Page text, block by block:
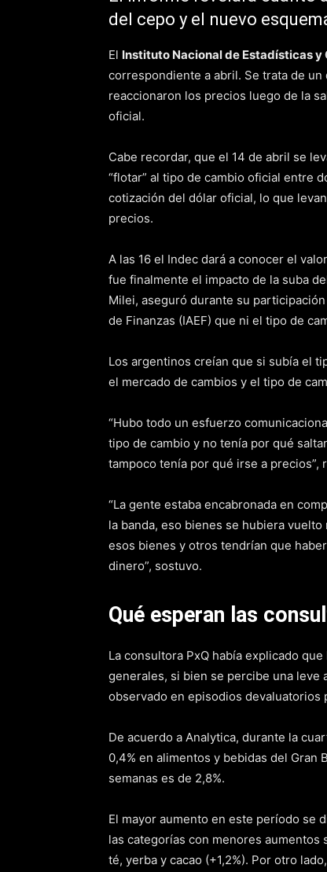
del cepo y el nuevo
El Instituto Nacional de Estadísticas y
correspondiente a abril. Se trata de
reaccionaron los precios luego de la
oficial.
Cabe recordar, que el 14 de abril se
“flotar” al tipo de cambio oficial entre
cotización del dólar oficial, lo que
precios.
A las 16 el Indec dará a conocer el
fue finalmente el impacto de la suba
Milei, aseguró durante su
de Finanzas (IAEF) que ni el tipo de
Los argentinos creían que si subía el
el mercado de cambios y el tipo de
“Hubo todo un esfuerzo
tipo de cambio y no tenía por qué
tampoco tenía por qué irse a precios”,
“La gente estaba encabronada en
la banda, eso bienes se hubiera
esos bienes y otros tendrían que
dinero”, sostuvo.
Qué esperan las
La consultora PxQ había explicado
generales, si bien se percibe una leve
observado en episodios devaluatorios
De acuerdo a Analytica, durante la
0,4% en alimentos y bebidas del Gran
semanas es de 2,8%.
El mayor aumento en este período se
las categorías con menores aumentos
té, yerba y cacao (+1,2%). Por otro